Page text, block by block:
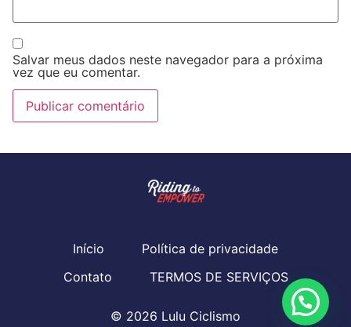
Salvar meus dados neste navegador para a próxima
vez que eu comentar.
Início
Política de privacidade
Contato
TERMOS DE SERVIÇOS
© 2026 Lulu Ciclismo